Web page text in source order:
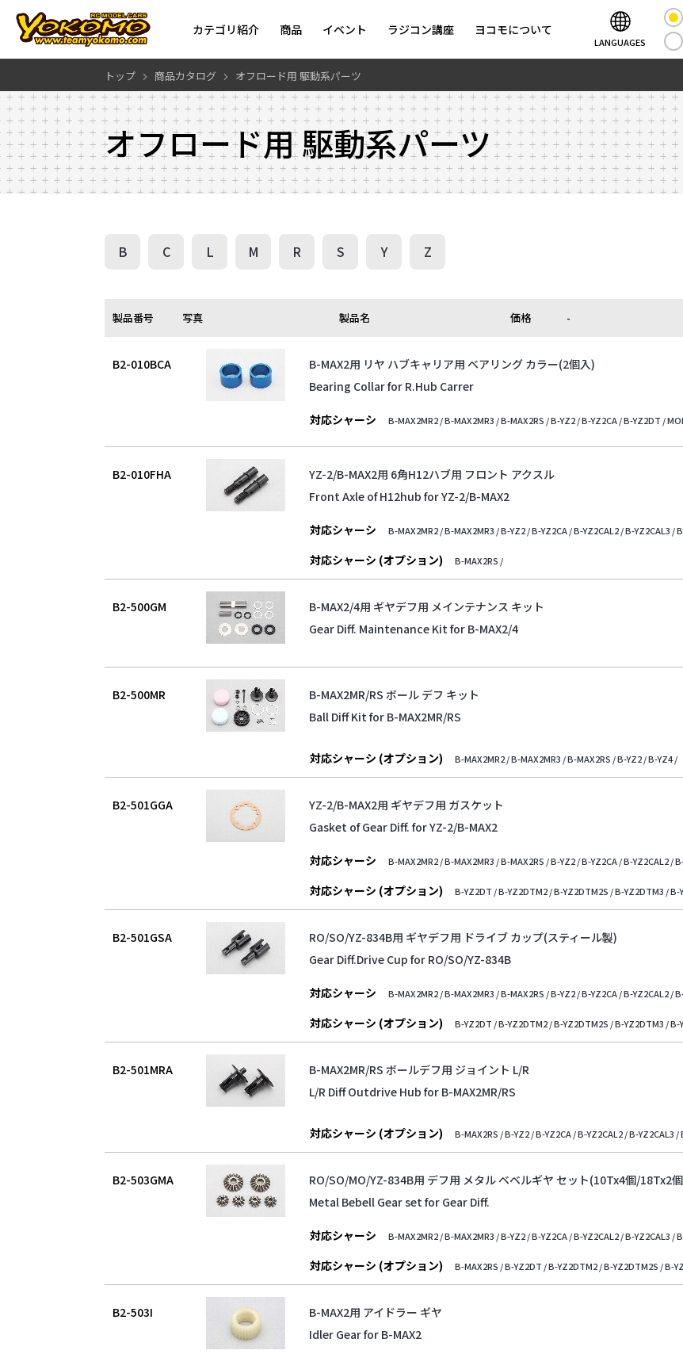
カテゴリ紹介 商品 イベント ラジコン講座 ヨコモについて
LANGUAGES
トップ 商品カタログ オフロード用 駆動系パーツ
オフロード用 駆動系パーツ
B C L M R S Y Z
製品番号 写真 製品名 価格 -
B2-010BCA
B-MAX2用 リヤ ハブキャリア用 ベアリング カラー(2個入)
Bearing Collar for R.Hub Carrer
対応シャーシ B-MAX2MR2 /B-MAX2MR3 /B-MAX2RS /B-YZ2 /B-YZ2CA /B-YZ2DT /
B2-010FHA
YZ-2/B-MAX2用 6角H12ハブ用 フロント アクスル
Front Axle of H12hub for YZ-2/B-MAX2
対応シャーシ B-MAX2MR2 /B-MAX2MR3 /B-YZ2 /B-YZ2CA /B-YZ2CAL2 /B-YZ2CAL3 /
対応シャーシ (オプション) B-MAX2RS /
B2-500GM
B-MAX2/4用 ギヤデフ用 メインテナンス キット
Gear Diff. Maintenance Kit for B-MAX2/4
B2-500MR
B-MAX2MR/RS ボール デフ キット
Ball Diff Kit for B-MAX2MR/RS
対応シャーシ (オプション) B-MAX2MR2 /B-MAX2MR3 /B-MAX2RS /B-YZ2 /B-YZ4 /
B2-501GGA
YZ-2/B-MAX2用 ギヤデフ用 ガスケット
Gasket of Gear Diff. for YZ-2/B-MAX2
対応シャーシ B-MAX2MR2 /B-MAX2MR3 /B-MAX2RS /B-YZ2 /B-YZ2CA /B-YZ2CAL2 /
対応シャーシ (オプション) B-YZ2DT /B-YZ2DTM2 /B-YZ2DTM2S /B-YZ2DTM3 /B-
B2-501GSA
RO/SO/YZ-834B用 ギヤデフ用 ドライブ カップ(スティール製)
Gear Diff.Drive Cup for RO/SO/YZ-834B
対応シャーシ B-MAX2MR2 /B-MAX2MR3 /B-MAX2RS /B-YZ2 /B-YZ2CA /B-YZ2CAL2 /
対応シャーシ (オプション) B-YZ2DT /B-YZ2DTM2 /B-YZ2DTM2S /B-YZ2DTM3 /B-
B2-501MRA
B-MAX2MR/RS ボールデフ用 ジョイント L/R
L/R Diff Outdrive Hub for B-MAX2MR/RS
対応シャーシ (オプション) B-MAX2RS /B-YZ2 /B-YZ2CA /B-YZ2CAL2 /B-YZ2CAL3 /
B2-503GMA
RO/SO/MO/YZ-834B用 デフ用 メタル ベベルギヤ セット(10Tx4個/18Tx2
Metal Bebell Gear set for Gear Diff.
対応シャーシ B-MAX2MR2 /B-MAX2MR3 /B-YZ2 /B-YZ2CA /B-YZ2CAL2 /B-YZ2CAL3 /
対応シャーシ (オプション) B-MAX2RS /B-YZ2DT /B-YZ2DTM2 /B-YZ2DTM2S /B-
B2-503I
B-MAX2用 アイドラー ギヤ
Idler Gear for B-MAX2